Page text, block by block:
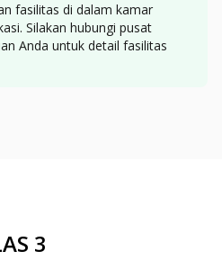
fasilitas di dalam kamar
Silakan hubungi pusat
Anda untuk detail fasilitas
3